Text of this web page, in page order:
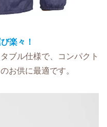
楽々！
ブル仕様で、コンパクト
お供に最適です。